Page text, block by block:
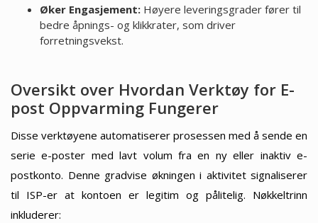
Øker Engasjement:Høyere leveringsgrader fører til
bedre åpnings- og klikkrater, som driver
forretningsvekst.
Oversikt over Hvordan Verktøy for E-
post Oppvarming Fungerer
Disse verktøyene automatiserer prosessen med å sende en
serie e-poster med lavt volum fra en ny eller inaktiv e-
postkonto. Denne gradvise økningen i aktivitet signaliserer
til ISP-er at kontoen er legitim og pålitelig. Nøkkeltrinn
inkluderer: